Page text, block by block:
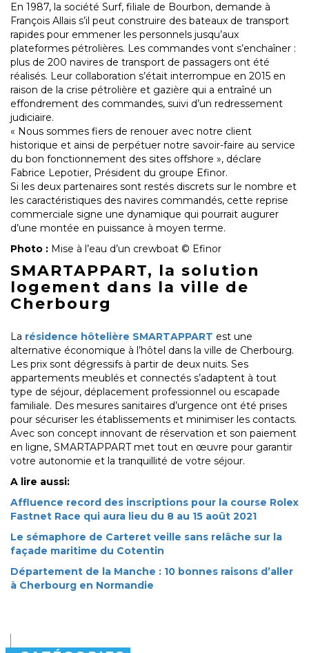
En 1987, la société Surf, filiale de Bourbon, demande à
François Allais s’il peut construire des bateaux de transport
rapides pour emmener les personnels jusqu’aux
plateformes pétrolières. Les commandes vont s’enchaîner :
plus de 200 navires de transport de passagers ont été
réalisés. Leur collaboration s’était interrompue en 2015 en
raison de la crise pétrolière et gazière qui a entraîné un
effondrement des commandes, suivi d’un redressement
judiciaire.
« Nous sommes fiers de renouer avec notre client
historique et ainsi de perpétuer notre savoir-faire au service
du bon fonctionnement des sites offshore », déclare
Fabrice Lepotier, Président du groupe Efinor.
Si les deux partenaires sont restés discrets sur le nombre et
les caractéristiques des navires commandés, cette reprise
commerciale signe une dynamique qui pourrait augurer
d’une montée en puissance à moyen terme.
Photo : Mise à l’eau d’un crewboat © Efinor
SMARTAPPART, la solution
logement dans la ville de
Cherbourg
La résidence hôtelière SMARTAPPART est une
alternative économique à l’hôtel dans la ville de Cherbourg.
Les prix sont dégressifs à partir de deux nuits. Ses
appartements meublés et connectés s’adaptent à tout
type de séjour, déplacement professionnel ou escapade
familiale. Des mesures sanitaires d’urgence ont été prises
pour sécuriser les établissements et minimiser les contacts.
Avec son concept innovant de réservation et son paiement
en ligne, SMARTAPPART met tout en œuvre pour garantir
votre autonomie et la tranquillité de votre séjour.
A lire aussi:
Affluence record des inscriptions pour la course Rolex
Fastnet Race qui aura lieu du 8 au 15 août 2021
Le sémaphore de Carteret veille sans relâche sur la
façade maritime du Cotentin
Département de la Manche : 10 bonnes raisons d’aller
à Cherbourg en Normandie